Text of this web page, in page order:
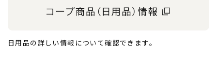
日用品の詳しい情報について確認できます。